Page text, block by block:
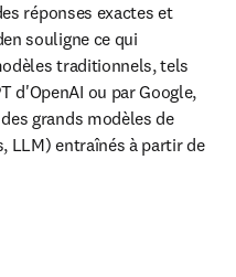
réponses exactes et
souligne ce qui
traditionnels, tels
d'OpenAI ou par Google,
grands modèles de
LLM) entraînés à partir de